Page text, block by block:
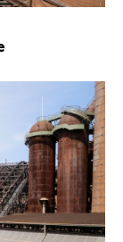
Hütte mit
Hütte | Karl